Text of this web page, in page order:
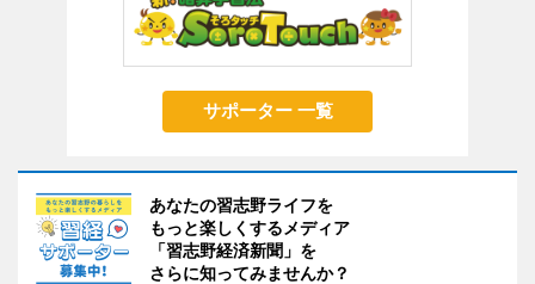
サポーター 一覧
あなたの習志野ライフを
もっと楽しくするメディア
「習志野経済新聞」を
さらに知ってみませんか？